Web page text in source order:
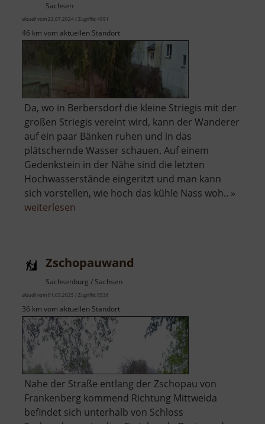
Sachsen
aktuell vom 23.07.2024 / Zugriffe: 4991
46 km vom aktuellen Standort
Da, wo in Berbersdorf die kleine Striegis mit der
großen Striegis vereint wird, kann der Wanderer
auf ein paar Bänken ruhen und in das
plätschernde Wasser schauen. Auf einem
Gedenkstein in der Nähe sind die letzten
Hochwasserstände eingeritzt und man kann
sich vorstellen, wie hoch das kühle Nass woh.. »
weiterlesen
Kleine
Striegis
Zschopauwand
Sachsenburg / Sachsen
aktuell vom 01.03.2025 / Zugriffe: 9536
36 km vom aktuellen Standort
Nahe der Straße entlang der Zschopau von
Frankenberg kommend Richtung Mittweida
befindet sich unterhalb von Schloss